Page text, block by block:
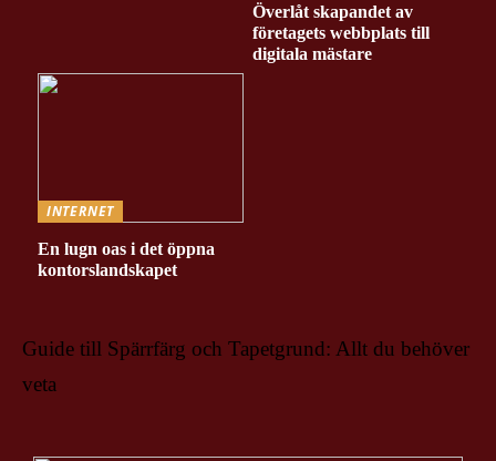
Överlåt skapandet av
företagets webbplats till
digitala mästare
INTERNET
En lugn oas i det öppna
kontorslandskapet
Guide till Spärrfärg och Tapetgrund: Allt du behöver
veta